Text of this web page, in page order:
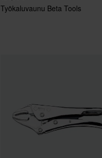
Työkaluvaunu Beta Tools